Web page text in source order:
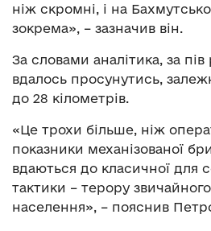
ніж скромні, і на
зокрема», – зазначив він.
За словами аналітика, за
вдалось просунутись,
до 28 кілометрів.
«Це трохи більше, ніж
показники механізованої
вдаються до класичної для
тактики – терору
населення», – пояснив